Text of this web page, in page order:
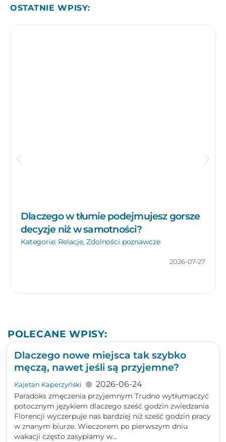
OSTATNIE WPISY:
Dlaczego w tłumie podejmujesz gorsze
decyzje niż w samotności?
Kategorie: Relacje,Zdolności poznawcze
2026-07-27
POLECANE WPISY:
Dlaczego nowe miejsca tak szybko
męczą, nawet jeśli są przyjemne?
Kajetan Kaperzyński 2026-06-24
Paradoks zmęczenia przyjemnym Trudno wytłumaczyć
potocznym językiem dlaczego sześć godzin zwiedzania
Florencji wyczerpuje nas bardziej niż sześć godzin pracy
w znanym biurze. Wieczorem po pierwszym dniu
wakacji często zasypiamy w...